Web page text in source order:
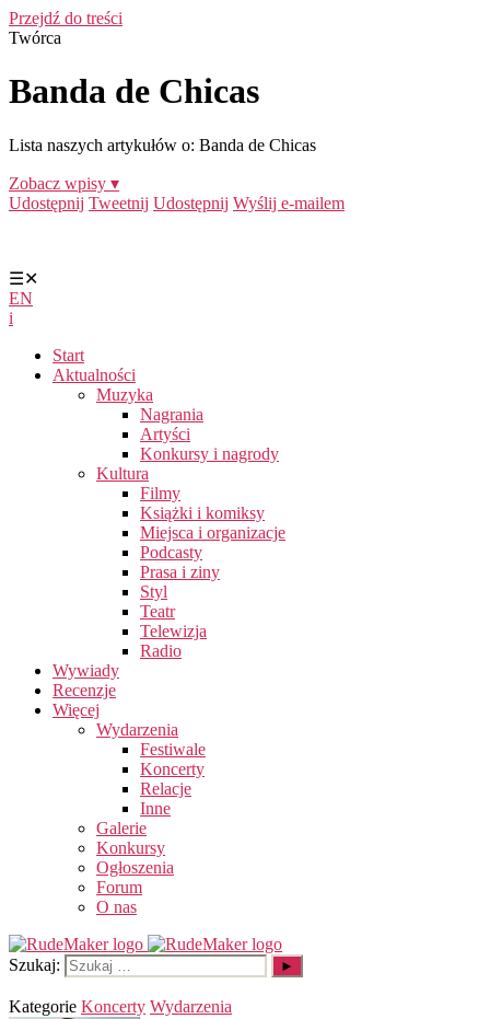
Przejdź do treści
Twórca
Banda de Chicas
Lista naszych artykułów o: Banda de Chicas
Zobacz wpisy ▾
Udostępnij Tweetnij Udostępnij Wyślij e-mailem
☰✕
EN
i
Start
Aktualności
Muzyka
Nagrania
Artyści
Konkursy i nagrody
Kultura
Filmy
Książki i komiksy
Miejsca i organizacje
Podcasty
Prasa i ziny
Styl
Teatr
Telewizja
Radio
Wywiady
Recenzje
Więcej
Wydarzenia
Festiwale
Koncerty
Relacje
Inne
Galerie
Konkursy
Ogłoszenia
Forum
O nas
Szukaj:
Kategorie Koncerty Wydarzenia